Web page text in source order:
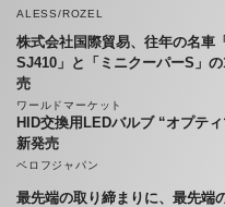
ALESS/ROZEL
株式会社国際貿易、往年の名車
SJ410」と「ミニクーパーS」
売
ワールドマーケット
HID交換用LEDバルブ “オプテ
新発売
ベロフジャパン
最先端の取り締まりに、最先端